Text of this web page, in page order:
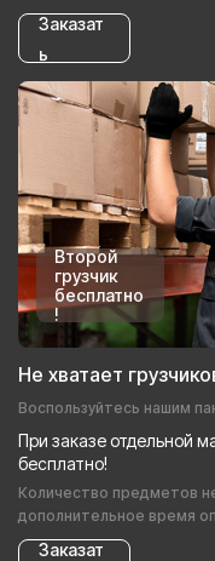
Заказат
ь
Второй
грузчик
бесплатно
!
Не хватает
Воспользуйтесь нашим
При заказе отдельной
бесплатно!
Количество предметов
дополнительное время
Заказат